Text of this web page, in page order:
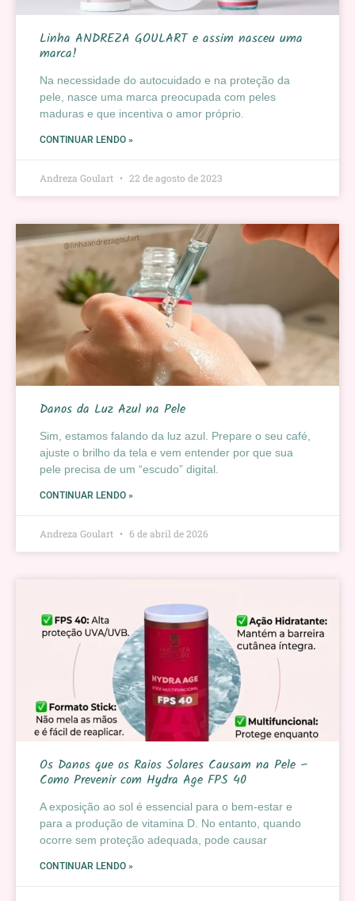
Linha ANDREZA GOULART e assim nasceu uma
marca!
Na necessidade do autocuidado e na proteção da
pele, nasce uma marca preocupada com peles
maduras e que incentiva o amor próprio.
CONTINUAR LENDO »
Andreza Goulart 22 de agosto de 2023
Danos da Luz Azul na Pele
Sim, estamos falando da luz azul. Prepare o seu café,
ajuste o brilho da tela e vem entender por que sua
pele precisa de um “escudo” digital.
CONTINUAR LENDO »
Andreza Goulart 6 de abril de 2026
Os Danos que os Raios Solares Causam na Pele –
Como Prevenir com Hydra Age FPS 40
A exposição ao sol é essencial para o bem-estar e
para a produção de vitamina D. No entanto, quando
ocorre sem proteção adequada, pode causar
CONTINUAR LENDO »